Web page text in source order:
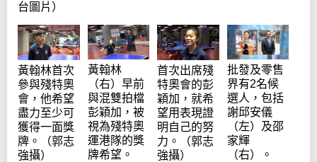
台圖片）
黃翰林首次
參與殘特奧
會，他希望
盡力至少可
獲得一面獎
牌。（郭志
強攝）
黃翰林
（右）早前
與混雙拍檔
彭穎加，被
視為殘特奧
運港隊的獎
牌希望。
首次出席殘
特奧會的彭
穎加，就希
望用表現證
明自己的努
力。（郭志
強攝）
批發及零售
界有2名候
選人，包括
謝邱安儀
（左）及邵
家輝
（右）。